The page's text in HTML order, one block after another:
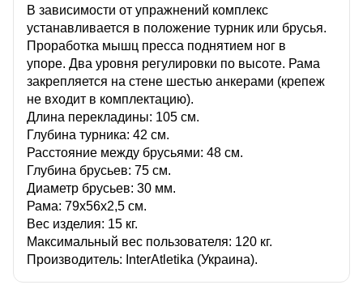
В зависимости от упражнений комплекс
устанавливается в положение турник или брусья.
Проработка мышц пресса поднятием ног в
упоре. Два уровня регулировки по высоте. Рама
закрепляется на стене шестью анкерами (крепеж
не входит в комплектацию).
Длина перекладины: 105 см.
Глубина турника: 42 см.
Расстояние между брусьями: 48 см.
Глубина брусьев: 75 см.
Диаметр брусьев: 30 мм.
Рама: 79х56х2,5 см.
Вес изделия: 15 кг.
Максимальный вес пользователя: 120 кг.
Производитель: InterAtletika (Украина).